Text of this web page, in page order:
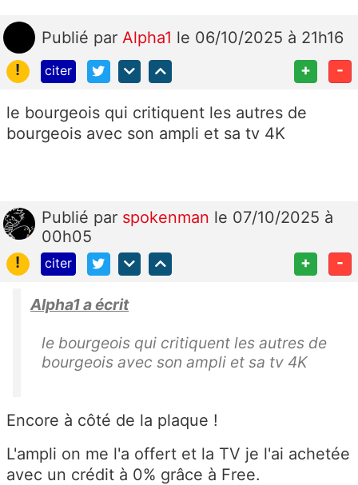
Publié par Alpha1 le 06/10/2025 à 21h16
!
citer + -
le bourgeois qui critiquent les autres de
bourgeois avec son ampli et sa tv 4K
Publié par spokenman le 07/10/2025 à
00h05
!
citer + -
Alpha1 a écrit
le bourgeois qui critiquent les autres de
bourgeois avec son ampli et sa tv 4K
Encore à côté de la plaque !
L'ampli on me l'a offert et la TV je l'ai achetée
avec un crédit à 0% grâce à Free.